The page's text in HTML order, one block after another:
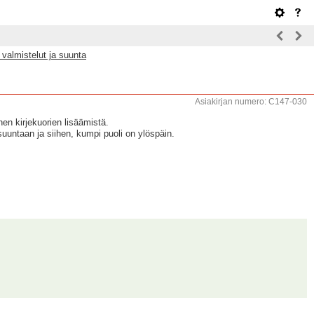
ja suunta
Asiakirjan numero: C147-030
kirjekuorien lisäämistä.
ja siihen, kumpi puoli on ylöspäin.